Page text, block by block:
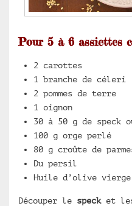
Pour 5 à 6 assiettes
2 carottes
1 branche de céleri
2 pommes de terre
1 oignon
30 à 50 g de speck
100 g orge perlé
80 g croûte de
Du persil
Huile d’olive
Découper le specket les